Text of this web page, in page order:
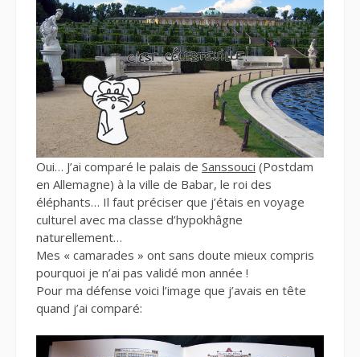
Oui… J’ai comparé le palais de Sanssouci (Postdam
en Allemagne) à la ville de Babar, le roi des
éléphants… Il faut préciser que j’étais en voyage
culturel avec ma classe d’hypokhâgne
naturellement…
Mes « camarades » ont sans doute mieux compris
pourquoi je n’ai pas validé mon année !
Pour ma défense voici l’image que j’avais en tête
quand j’ai comparé: